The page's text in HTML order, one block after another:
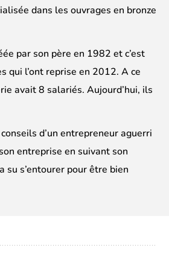
dans les ouvrages en bronze
par son père en 1982 et c’est
qui l’ont reprise en 2012. A ce
avait 8 salariés. Aujourd’hui, ils
d’un entrepreneur aguerri
entreprise en suivant son
su s’entourer pour être bien